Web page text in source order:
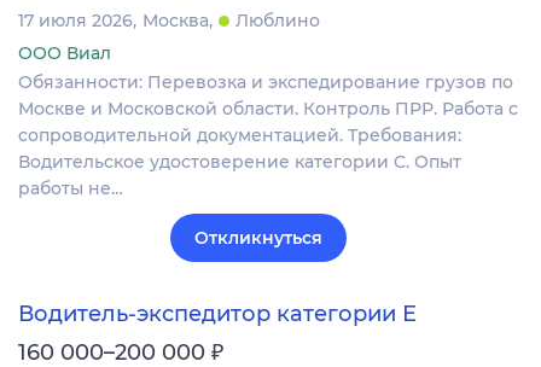
17 июля 2026 Москва
Люблино
ООО Виал
Обязанности: Перевозка и экспедирование грузов по
Москве и Московской области. Контроль ПРР. Работа с
сопроводительной документацией. Требования:
Водительское удостоверение категории C. Опыт
работы не…
Откликнуться
Водитель-экспедитор категории Е
160 000–200 000 ₽